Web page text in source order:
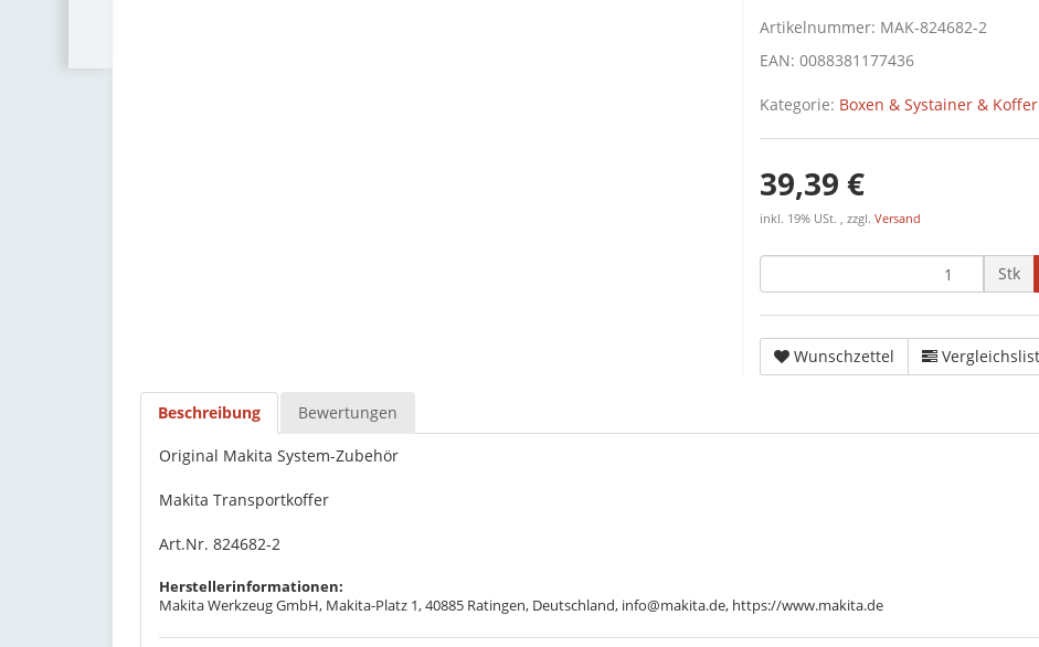
Artikelnummer: MAK-824682-2
EAN: 0088381177436
Kategorie: Boxen & Systainer & Koffer
39,39 €
inkl. 19% USt. , zzgl. Versand
Stk
Wunschzettel
Beschreibung Bewertungen
Original Makita System-Zubehör
Makita Transportkoffer
Art.Nr. 824682-2
Herstellerinformationen:
Makita Werkzeug GmbH, Makita-Platz 1, 40885 Ratingen, Deutschland, info@makita.de, https://www.makita.de